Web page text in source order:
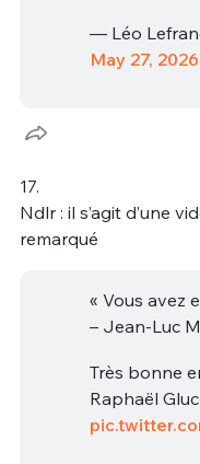
— Léo
May 27, 2026
17.
Ndlr : il s’agit d’une
remarqué
« Vous avez
– Jean-Luc
Très bonne
Raphaël